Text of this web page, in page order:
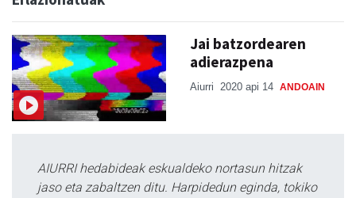
Jai batzordearen
adierazpena
Aiurri 2020 api 14 ANDOAIN
AIURRI hedabideak eskualdeko nortasun hitzak
jaso eta zabaltzen ditu. Harpidedun eginda, tokiko